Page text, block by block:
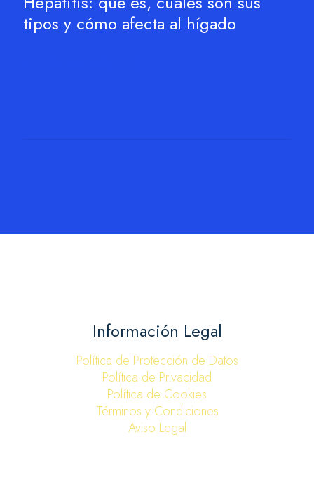
tipos y cómo afecta al hígado
Información Legal
Política de Protección de Datos
Política de Privacidad
Política de Cookies
Términos y Condiciones
Aviso Legal